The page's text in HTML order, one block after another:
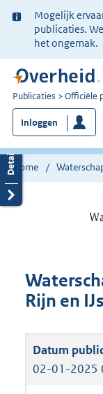
Ter
informatie:
Mogelijk
publicaties.
het ongemak.
U
bent
nu
hier:
Publicaties Officiële
Inloggen
Home
Rijn en
02-01-2025